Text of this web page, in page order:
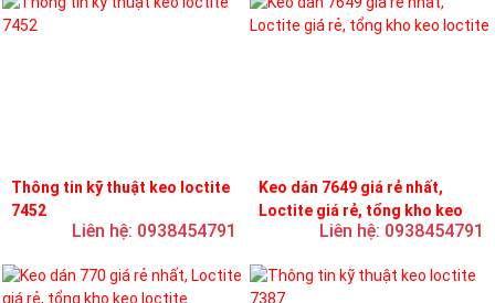
Thông tin kỹ thuật keo loctite
7452
Liên hệ: 0938454791
Keo dán 7649 giá rẻ nhất,
Loctite giá rẻ, tổng kho keo
Liên hệ: 0938454791